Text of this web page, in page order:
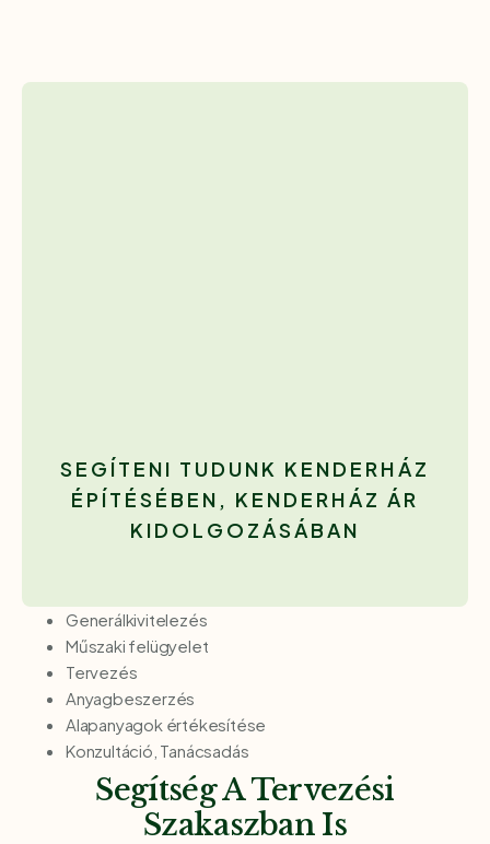
SEGÍTENI TUDUNK KENDERHÁZ
ÉPÍTÉSÉBEN, KENDERHÁZ ÁR
KIDOLGOZÁSÁBAN
Generálkivitelezés
Műszaki felügyelet
Tervezés
Anyagbeszerzés
Alapanyagok értékesítése
Konzultáció, Tanácsadás
Segítség A Tervezési
Szakaszban Is